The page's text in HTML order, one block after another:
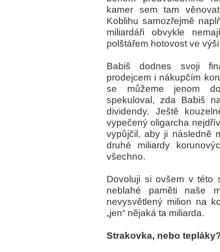
kamer sem tam
Koblihu samozřejmě
miliardáři obvykle
polštářem hotovost ve
Babiš dodnes svoji
prodejcem i nákupčím
se můžeme jenom
spekuloval, zda Babiš
dividendy. Ještě
vypečený oligarcha
vypůjčil, aby ji následně
druhé miliardy
všechno.
Dovoluji si ovšem v této
neblahé paměti naše
nevysvětlený milion na
„jen“ nějaká ta miliarda.
Strakovka, nebo